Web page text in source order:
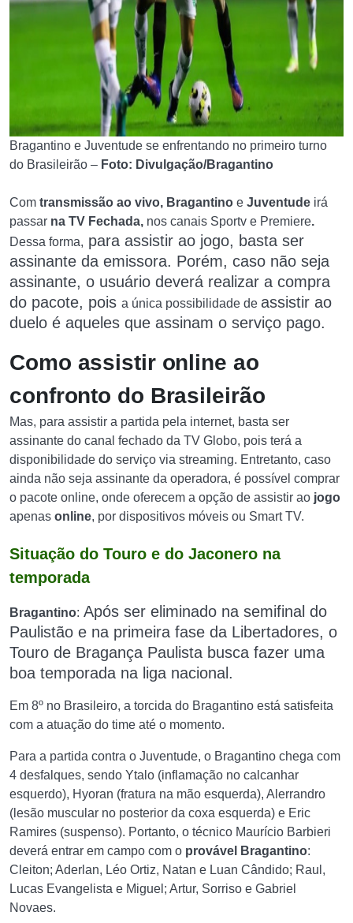
Bragantino e Juventude se enfrentando no primeiro turno
do Brasileirão – Foto: Divulgação/Bragantino
Com transmissão ao vivo, Bragantino e Juventude irá
passar na TV Fechada, nos canais Sportv e Premiere.
Dessa forma, para assistir ao jogo, basta ser
assinante da emissora. Porém, caso não seja
assinante, o usuário deverá realizar a compra
do pacote, pois a única possibilidade de assistir ao
duelo é aqueles que assinam o serviço pago.
Como assistir online ao
confronto do Brasileirão
Mas, para assistir a partida pela internet, basta ser
assinante do canal fechado da TV Globo, pois terá a
disponibilidade do serviço via streaming. Entretanto, caso
ainda não seja assinante da operadora, é possível comprar
o pacote online, onde oferecem a opção de assistir ao jogo
apenas online, por dispositivos móveis ou Smart TV.
Situação do Touro e do Jaconero na
temporada
Bragantino: Após ser eliminado na semifinal do
Paulistão e na primeira fase da Libertadores, o
Touro de Bragança Paulista busca fazer uma
boa temporada na liga nacional.
Em 8º no Brasileiro, a torcida do Bragantino está satisfeita
com a atuação do time até o momento.
Para a partida contra o Juventude, o Bragantino chega com
4 desfalques, sendo Ytalo (inflamação no calcanhar
esquerdo), Hyoran (fratura na mão esquerda), Alerrandro
(lesão muscular no posterior da coxa esquerda) e Eric
Ramires (suspenso). Portanto, o técnico Maurício Barbieri
deverá entrar em campo com o provável Bragantino:
Cleiton; Aderlan, Léo Ortiz, Natan e Luan Cândido; Raul,
Lucas Evangelista e Miguel; Artur, Sorriso e Gabriel
Novaes.